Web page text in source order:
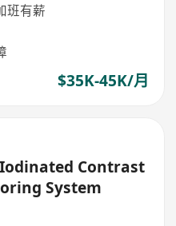
班有薪
$35K-45K/月
Iodinated Contrast
System